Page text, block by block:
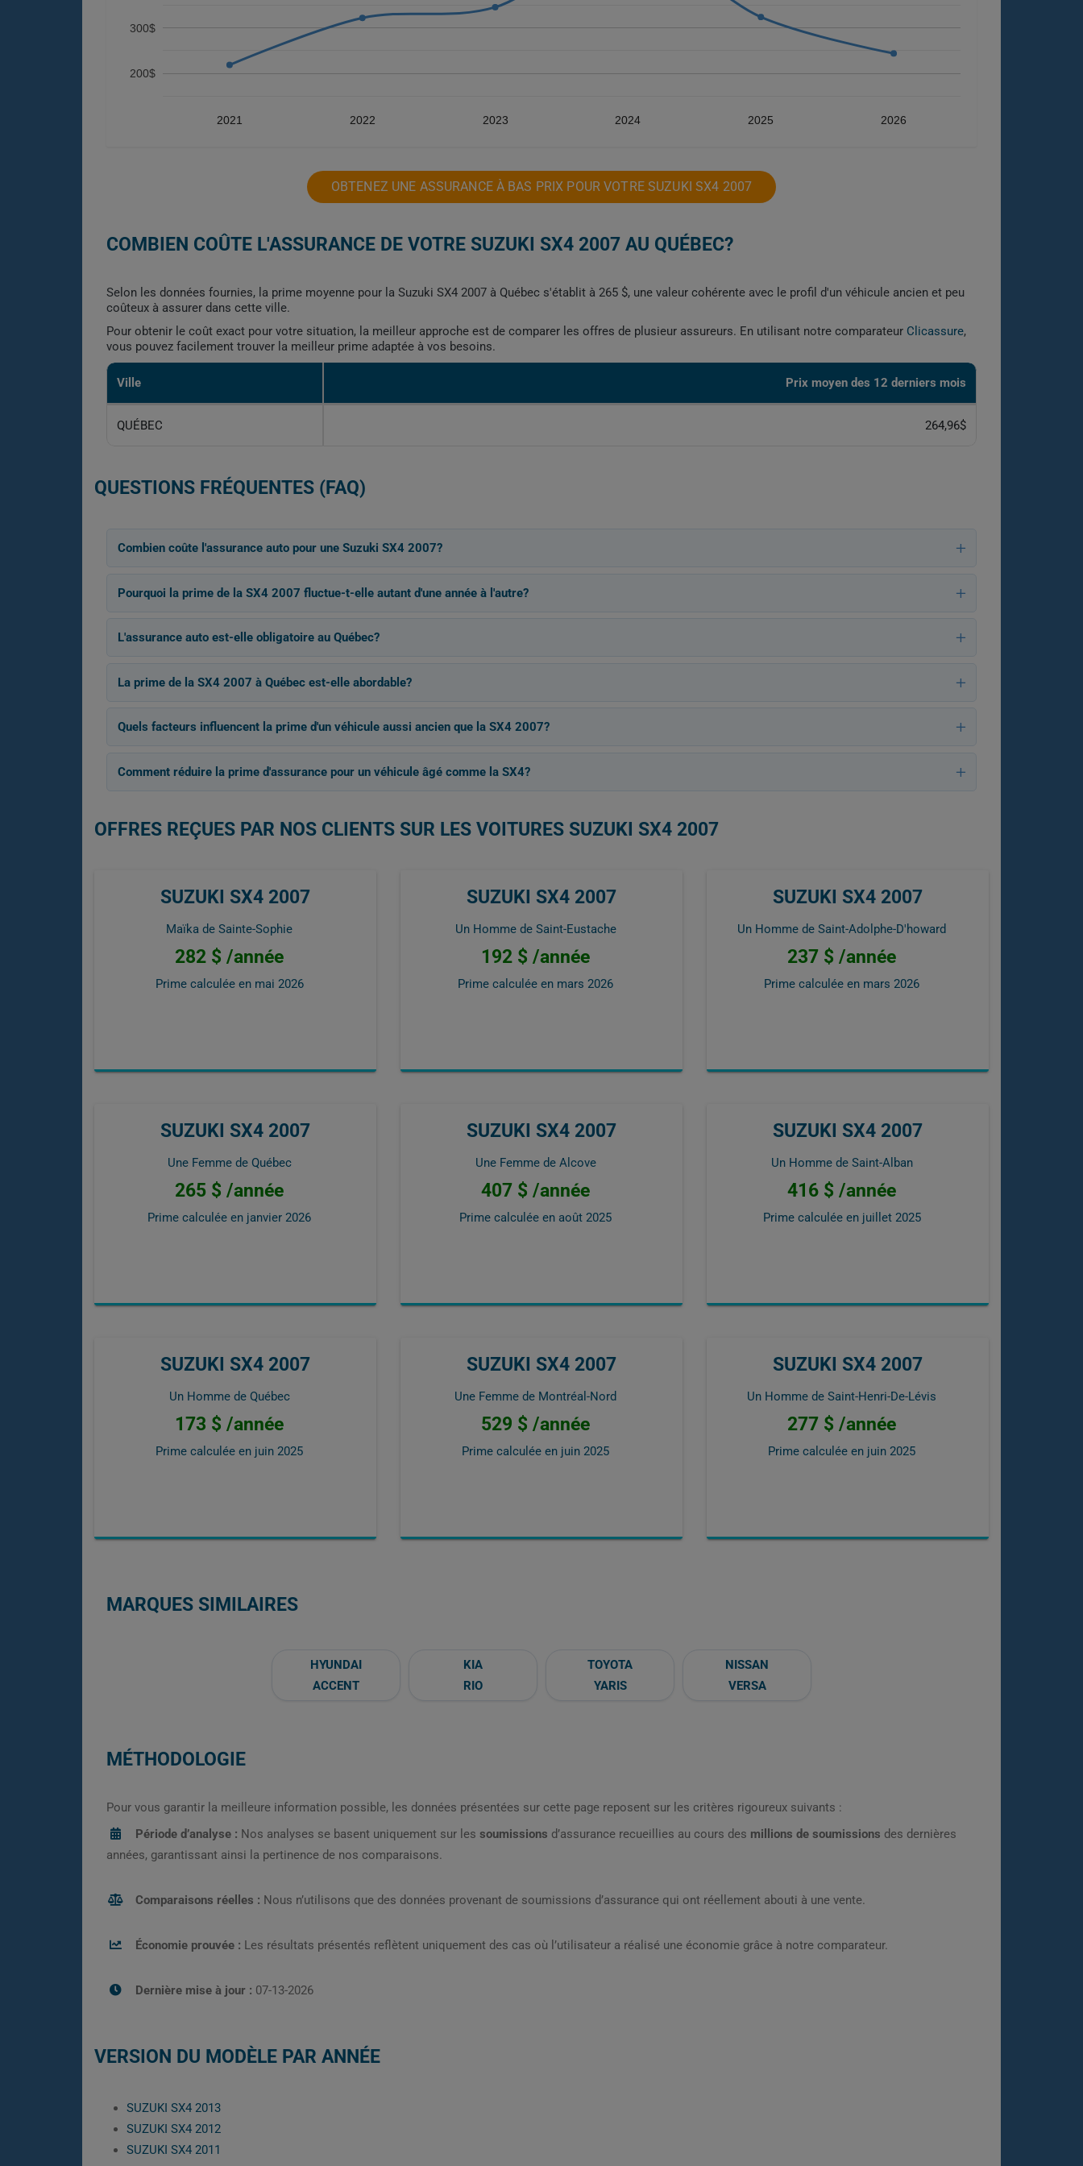
2021 2022 2023 2024 2025 2026
200$
300$
OBTENEZ UNE ASSURANCE À BAS PRIX POUR VOTRE SUZUKI SX4 2007
COMBIEN COÛTE L'ASSURANCE DE VOTRE SUZUKI SX4 2007 AU QUÉBEC?
Selon les données fournies, la prime moyenne pour la Suzuki SX4 2007 à Québec s'établit à 265 $, une valeur cohérente avec le profil d'un véhicule ancien et peu
coûteux à assurer dans cette ville.
Pour obtenir le coût exact pour votre situation, la meilleur approche est de comparer les offres de plusieur assureurs. En utilisant notre comparateur Clicassure,
vous pouvez facilement trouver la meilleur prime adaptée à vos besoins.
Ville Prix ​​moyen des 12 derniers mois
QUÉBEC 264,96$
QUESTIONS FRÉQUENTES (FAQ)
Combien coûte l'assurance auto pour une Suzuki SX4 2007?
Pourquoi la prime de la SX4 2007 fluctue-t-elle autant d'une année à l'autre?
L'assurance auto est-elle obligatoire au Québec?
La prime de la SX4 2007 à Québec est-elle abordable?
Quels facteurs influencent la prime d'un véhicule aussi ancien que la SX4 2007?
Comment réduire la prime d'assurance pour un véhicule âgé comme la SX4?
OFFRES REÇUES PAR NOS CLIENTS SUR LES VOITURES SUZUKI SX4 2007
SUZUKI SX4 2007
Maïka de Sainte-Sophie
282 $ /année
Prime calculée en mai 2026
SUZUKI SX4 2007
Un Homme de Saint-Eustache
192 $ /année
Prime calculée en mars 2026
SUZUKI SX4 2007
Un Homme de Saint-Adolphe-D'howard
237 $ /année
Prime calculée en mars 2026
SUZUKI SX4 2007
Une Femme de Québec
265 $ /année
Prime calculée en janvier 2026
SUZUKI SX4 2007
Une Femme de Alcove
407 $ /année
Prime calculée en août 2025
SUZUKI SX4 2007
Un Homme de Saint-Alban
416 $ /année
Prime calculée en juillet 2025
SUZUKI SX4 2007
Un Homme de Québec
173 $ /année
Prime calculée en juin 2025
SUZUKI SX4 2007
Une Femme de Montréal-Nord
529 $ /année
Prime calculée en juin 2025
SUZUKI SX4 2007
Un Homme de Saint-Henri-De-Lévis
277 $ /année
Prime calculée en juin 2025
MARQUES SIMILAIRES
HYUNDAI
ACCENT
KIA
RIO
TOYOTA
YARIS
NISSAN
VERSA
MÉTHODOLOGIE
Pour vous garantir la meilleure information possible, les données présentées sur cette page reposent sur les critères rigoureux suivants :
Période d’analyse : Nos analyses se basent uniquement sur les soumissions d’assurance recueillies au cours des millions de soumissions des dernières
années, garantissant ainsi la pertinence de nos comparaisons.
Comparaisons réelles : Nous n’utilisons que des données provenant de soumissions d’assurance qui ont réellement abouti à une vente.
Économie prouvée : Les résultats présentés reflètent uniquement des cas où l’utilisateur a réalisé une économie grâce à notre comparateur.
Dernière mise à jour : 07-13-2026
VERSION DU MODÈLE PAR ANNÉE
SUZUKI SX4 2013
SUZUKI SX4 2012
SUZUKI SX4 2011